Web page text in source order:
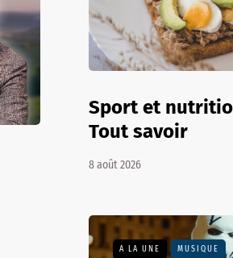
Sport et
Tout savoir
8 août 2026
A LA UNE MUSIQUE